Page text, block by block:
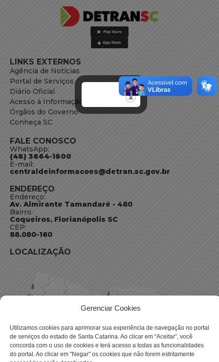
Gerenciar Cookies
Utilizamos cookies para aprimorar sua experiência de navegação no portal
de serviços do estado de Santa Catarina. Ao clicar em “Aceitar”, você
concorda com o uso de cookies e terá acesso a todas as funcionalidades
do portal. Ao clicar em "Negar" os cookies que não forem estritamente
LINKS EXTERNOS
Agência de Notícias
Portal de Serviços
Diário Oficial
Acesso à Informação
Órgãos do Governo
Conheça SC
FALE CONOSCO
WhatsApp:
(48) 3664-1800
E-mail:
centraldeinformacoes@detran.sc.gov.br
ENDEREÇO
Endereço:
Av. Almirante Tamandaré - 480
Bairro:
Coqueiros, Florianópolis SC
CEP:
88.080-160
LOCALIZAÇÃO